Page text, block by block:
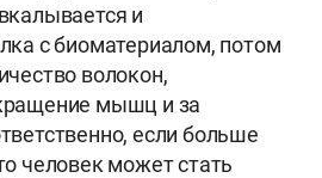
и
с биоматериалом, потом
волокон,
мышц и за
если больше
человек может стать